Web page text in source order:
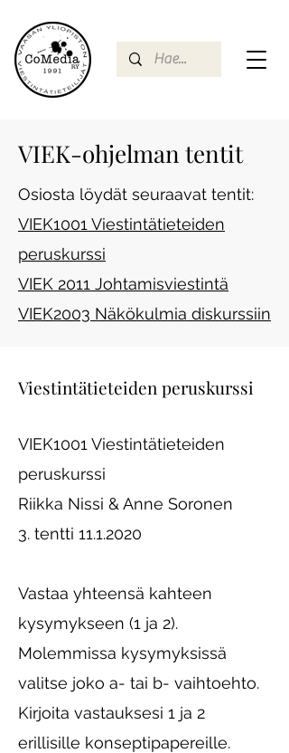
VIEK-ohjelman tentit
Osiosta löydät seuraavat tentit:
VIEK1001 Viestintätieteiden
peruskurssi
VIEK 2011 Johtamisviestintä
VIEK2003 Näkökulmia diskurssiin
Viestintätieteiden peruskurssi
VIEK1001 Viestintätieteiden
peruskurssi
Riikka Nissi & Anne Soronen
3. tentti 11.1.2020
Vastaa yhteensä kahteen
kysymykseen (1 ja 2).
Molemmissa kysymyksissä
valitse joko a- tai b- vaihtoehto.
Kirjoita vastauksesi 1 ja 2
erillisille konseptipapereille.